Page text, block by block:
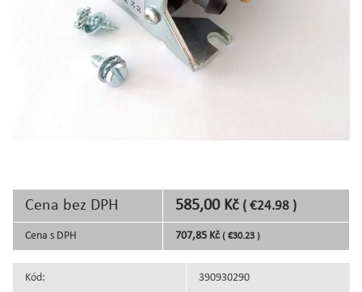
Cena bez DPH 585,00 Kč ( €24.98 )
Cena s DPH 707,85 Kč ( €30.23 )
Kód: 390930290